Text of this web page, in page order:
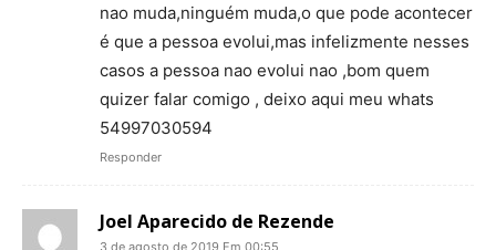
nao muda,ninguém muda,o que pode acontecer
é que a pessoa evolui,mas infelizmente nesses
casos a pessoa nao evolui nao ,bom quem
quizer falar comigo , deixo aqui meu whats
54997030594
Responder
Joel Aparecido de Rezende
3 de agosto de 2019 Em 00:55